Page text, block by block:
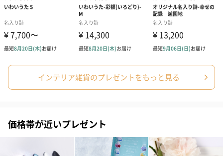
ぬいぐるみ
愛らしいぬいぐるみを同梱してお届けします。
誕生日・記念日・出産祝いなどのシーンにおすすめです。
フラワーテディベア
テディベア（バニラ）
テディベア（
インテリア雑貨のプレゼントをもっと見る
価格帯が近いプレゼント